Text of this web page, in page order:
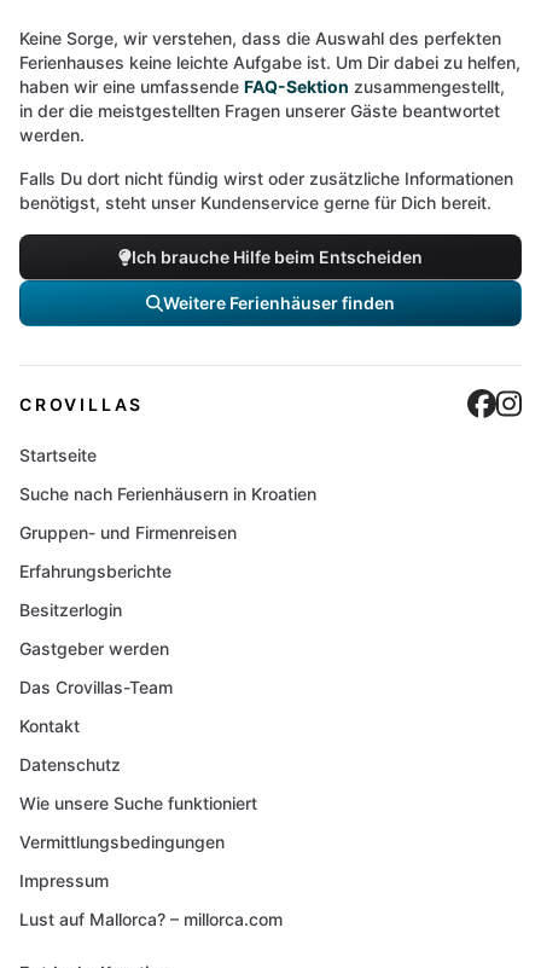
Keine Sorge, wir verstehen, dass die Auswahl des perfekten
Ferienhauses keine leichte Aufgabe ist. Um Dir dabei zu helfen,
haben wir eine umfassende FAQ-Sektion zusammengestellt,
in der die meistgestellten Fragen unserer Gäste beantwortet
werden.
Falls Du dort nicht fündig wirst oder zusätzliche Informationen
benötigst, steht unser Kundenservice gerne für Dich bereit.
Ich brauche Hilfe beim Entscheiden
Weitere Ferienhäuser finden
CROVILLAS
Startseite
Suche nach Ferienhäusern in Kroatien
Gruppen- und Firmenreisen
Erfahrungsberichte
Besitzerlogin
Gastgeber werden
Das Crovillas-Team
Kontakt
Datenschutz
Wie unsere Suche funktioniert
Vermittlungsbedingungen
Impressum
Lust auf Mallorca? – millorca.com